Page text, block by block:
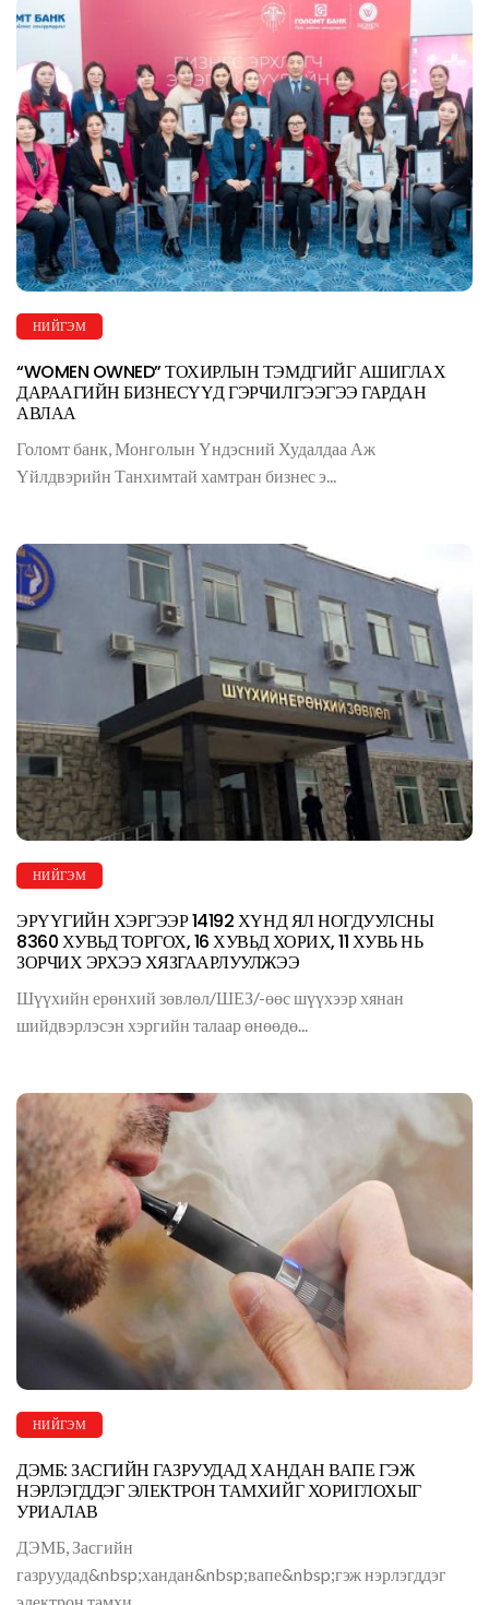
НИЙГЭМ
“WOMEN OWNED” ТОХИРЛЫН ТЭМДГИЙГ АШИГЛАХ
ДАРААГИЙН БИЗНЕСҮҮД ГЭРЧИЛГЭЭГЭЭ ГАРДАН
АВЛАА
Голомт банк, Монголын Үндэсний Худалдаа Аж
Үйлдвэрийн Танхимтай хамтран бизнес э...
НИЙГЭМ
ЭРҮҮГИЙН ХЭРГЭЭР 14192 ХҮНД ЯЛ НОГДУУЛСНЫ
8360 ХУВЬД ТОРГОХ, 16 ХУВЬД ХОРИХ, 11 ХУВЬ НЬ
ЗОРЧИХ ЭРХЭЭ ХЯЗГААРЛУУЛЖЭЭ
Шүүхийн ерөнхий зөвлөл/ШЕЗ/-өөс шүүхээр хянан
шийдвэрлэсэн хэргийн талаар өнөөдө...
НИЙГЭМ
ДЭМБ: ЗАСГИЙН ГАЗРУУДАД ХАНДАН ВАПЕ ГЭЖ
НЭРЛЭГДДЭГ ЭЛЕКТРОН ТАМХИЙГ ХОРИГЛОХЫГ
УРИАЛАВ
ДЭМБ, Засгийн
газруудад&nbsp;хандан&nbsp;вапе&nbsp;гэж нэрлэгддэг
электрон тамхи...